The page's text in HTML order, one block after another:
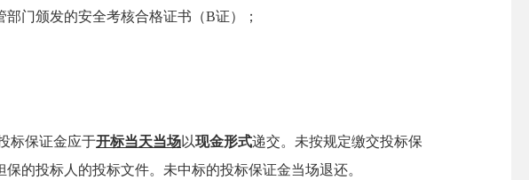
门颁发的安全考核合格证书（B证）；
标保证金应于开标当天当场以现金形式递交。未按规定缴交投标保
保的投标人的投标文件。未中标的投标保证金当场退还。